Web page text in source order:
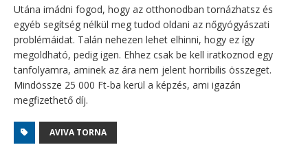
Utána imádni fogod, hogy az otthonodban tornázhatsz és
egyéb segítség nélkül meg tudod oldani az nőgyógyászati
problémáidat. Talán nehezen lehet elhinni, hogy ez így
megoldható, pedig igen. Ehhez csak be kell iratkoznod egy
tanfolyamra, aminek az ára nem jelent horribilis összeget.
Mindössze 25 000 Ft-ba kerül a képzés, ami igazán
megfizethető díj.
AVIVA TORNA